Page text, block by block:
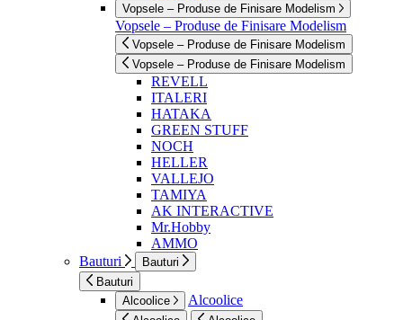
Vopsele – Produse de Finisare Modelism
Vopsele – Produse de Finisare Modelism
Vopsele – Produse de Finisare Modelism
Vopsele – Produse de Finisare Modelism
REVELL
ITALERI
HATAKA
GREEN STUFF
NOCH
HELLER
VALLEJO
TAMIYA
AK INTERACTIVE
Mr.Hobby
AMMO
Bauturi
Bauturi
Bauturi
Alcoolice
Alcoolice